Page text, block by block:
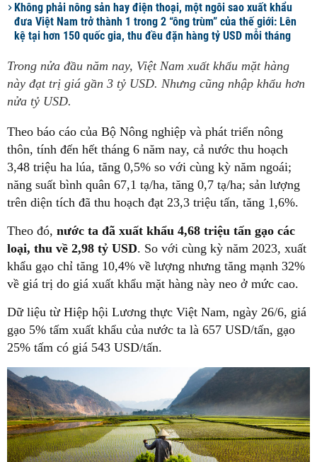
Không phải nông sản hay điện thoại, một ngôi sao xuất khẩu
đưa Việt Nam trở thành 1 trong 2 “ông trùm” của thế giới: Lên
kệ tại hơn 150 quốc gia, thu đều đặn hàng tỷ USD mỗi tháng
Trong nửa đầu năm nay, Việt Nam xuất khẩu mặt hàng
này đạt trị giá gần 3 tỷ USD. Nhưng cũng nhập khẩu hơn
nửa tỷ USD.
Theo báo cáo của Bộ Nông nghiệp và phát triển nông
thôn, tính đến hết tháng 6 năm nay, cả nước thu hoạch
3,48 triệu ha lúa, tăng 0,5% so với cùng kỳ năm ngoái;
năng suất bình quân 67,1 tạ/ha, tăng 0,7 tạ/ha; sản lượng
trên diện tích đã thu hoạch đạt 23,3 triệu tấn, tăng 1,6%.
Theo đó, nước ta đã xuất khẩu 4,68 triệu tấn gạo các
loại, thu về 2,98 tỷ USD. So với cùng kỳ năm 2023, xuất
khẩu gạo chỉ tăng 10,4% về lượng nhưng tăng mạnh 32%
về giá trị do giá xuất khẩu mặt hàng này neo ở mức cao.
Dữ liệu từ Hiệp hội Lương thực Việt Nam, ngày 26/6, giá
gạo 5% tấm xuất khẩu của nước ta là 657 USD/tấn, gạo
25% tấm có giá 543 USD/tấn.